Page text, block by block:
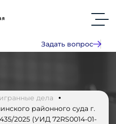
Задать вопрос
дела
районного суда г.
2025 (УИД 72RS0014-01-